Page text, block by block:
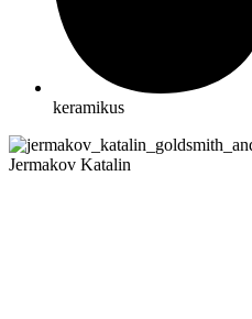
keramikus
Jermakov Katalin